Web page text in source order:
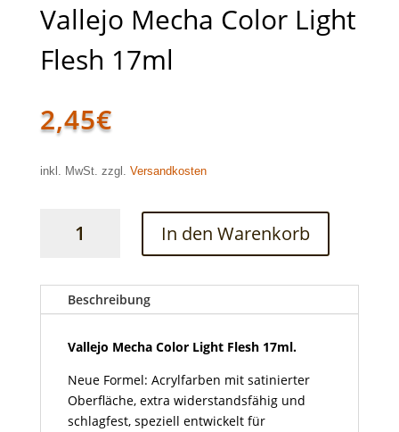
Vallejo Mecha Color Light
Flesh 17ml
2,45€
inkl. MwSt. zzgl. Versandkosten
Mecha
Flesh
Menge
In den Warenkorb
Beschreibung
Vallejo Mecha Color Light Flesh 17ml.
Neue Formel: Acrylfarben mit satinierter
Oberfläche, extra widerstandsfähig und
schlagfest, speziell entwickelt für